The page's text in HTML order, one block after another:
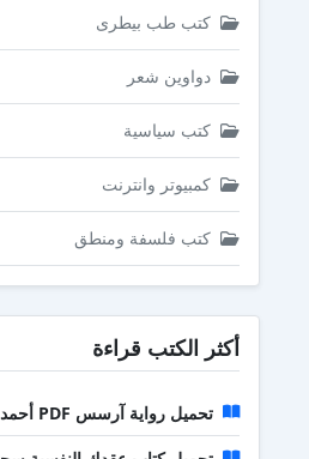
كتب طب بيطرى
دواوين شعر
كتب سياسية
كمبيوتر وانترنت
كتب فلسفة ومنطق
أكثر الكتب قراءة
تحميل رواية آرسس PDF أحمد آل حمدان